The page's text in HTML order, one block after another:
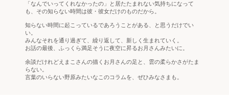
「なんでいってくれなかったの」と居たたまれない気持ちになって
も、その知らない時間は彼・彼女だけのものだから。
知らない時間に起こっているであろうことがある、と思うだけでい
い。
みんなそれを通り過ぎて、繰り返して、新しく生まれていく。
お話の最後、ふっくら満足そうに夜空に昇るお月さんみたいに。
余談だけれどえまこさんの描くお月さんの足と、雲の柔らかさがたま
らない。
言葉のいらない野原みたいなこのコラムを、ぜひみなさまも。